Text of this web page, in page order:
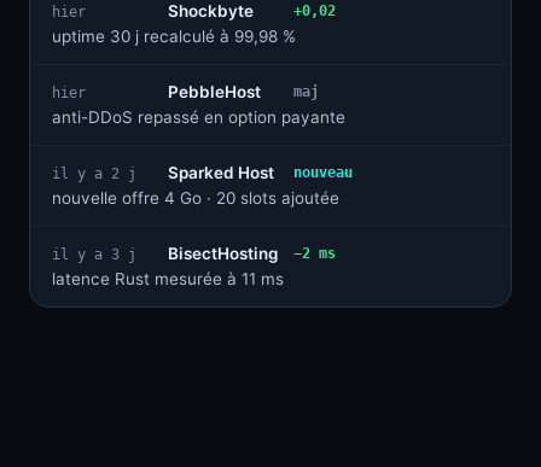
hier
Shockbyte
uptime 30 j recalculé à 99,98 %
+0,02
hier
PebbleHost
anti-DDoS repassé en option payante
maj
il y a 2 j
Sparked Host
nouvelle offre 4 Go · 20 slots ajoutée
nouveau
il y a 3 j
BisectHosting
latence Rust mesurée à 11 ms
−2 ms